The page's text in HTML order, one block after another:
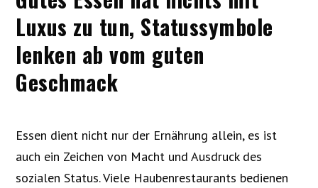
Luxus zu tun, Statussymbole
lenken ab vom guten
Geschmack
Essen dient nicht nur der Ernährung allein, es ist
auch ein Zeichen von Macht und Ausdruck des
sozialen Status. Viele Haubenrestaurants bedienen